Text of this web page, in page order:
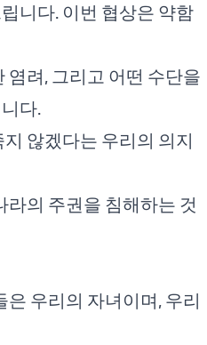
니다. 이번 협상은 약함
염려, 그리고 어떤 수단을
다.
않겠다는 우리의 의지
의 주권을 침해하는 것
우리의 자녀이며, 우리